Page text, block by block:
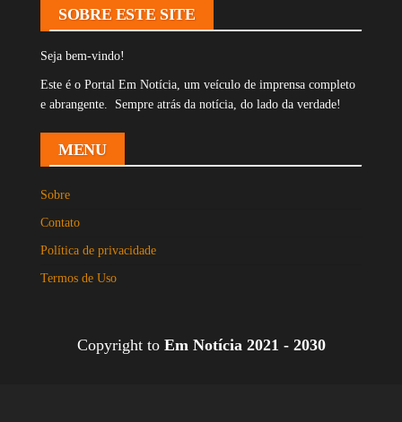
SOBRE ESTE SITE
Seja bem-vindo!
Este é o Portal Em Notícia, um veículo de imprensa completo
e abrangente. Sempre atrás da notícia, do lado da verdade!
MENU
Sobre
Contato
Política de privacidade
Termos de Uso
Copyright to Em Notícia 2021 - 2030